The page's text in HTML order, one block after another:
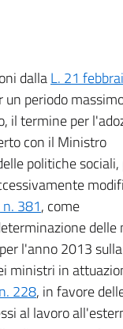
dallaL. 21
periodo
il termine per
con il Ministro
politiche
381, come
delle
l'anno 2013
ministri in
228, in favore
al lavoro